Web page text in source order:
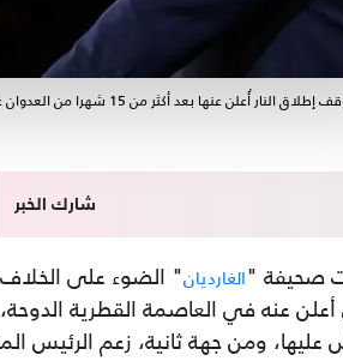
النار أُعلن عنها بعد أكثر من 15 شهرا من العدوان على غزة- الأناضول
شارك الخبر
صحيفة "الغارديان" الضوء على
أعلن عنه في العاصمة القطرية
ومن جهة ثانية، زعم الرئيس